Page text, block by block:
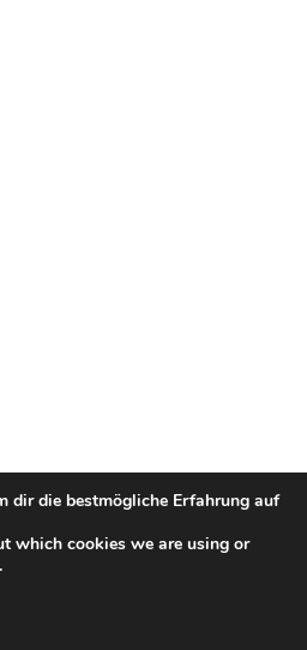
Alle Rechte
dir die bestmögliche Erfahrung auf
which cookies we are using or
.